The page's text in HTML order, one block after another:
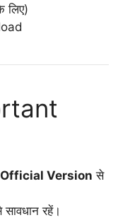
लिए)
Version से
रहें।